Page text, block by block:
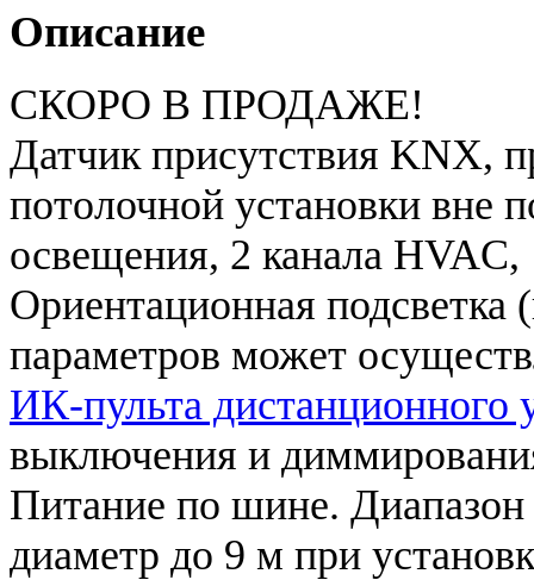
Описание
СКОРО В ПРОДАЖЕ!
Датчик присутствия KNX,
потолочной установки вне
освещения, 2 канала
Ориентационная
параметров может
ИК-пульта дистанционного
выключения и
Питание по шине.
диаметр до 9 м при